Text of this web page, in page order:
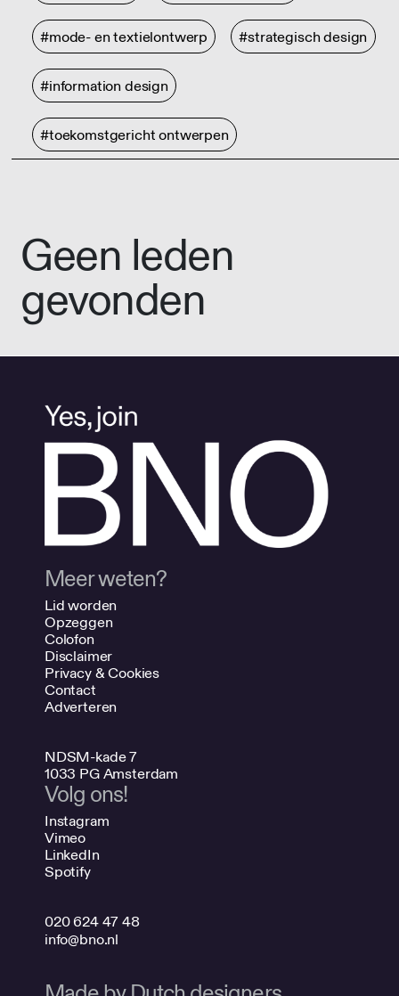
#mode- en textielontwerp #strategisch design
#information design
#toekomstgericht ontwerpen
Geen leden
gevonden
Meer weten?
Lid worden
Opzeggen
Colofon
Disclaimer
Privacy & Cookies
Contact
Adverteren
NDSM-kade 7
1033 PG Amsterdam
Volg ons!
Instagram
Vimeo
LinkedIn
Spotify
020 624 47 48
info@bno.nl